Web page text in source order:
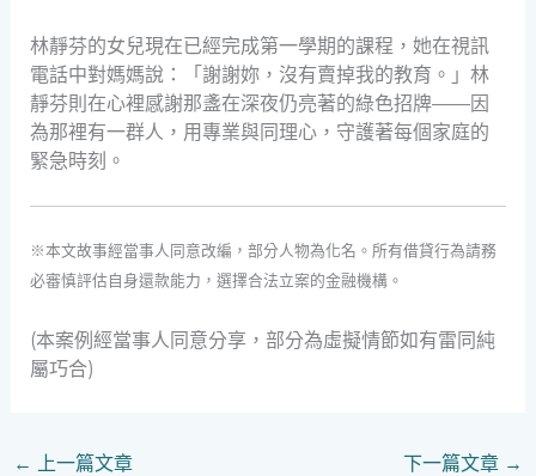
林靜芬的女兒現在已經完成第一學期的課程，她在視訊
電話中對媽媽說：「謝謝妳，沒有賣掉我的教育。」林
靜芬則在心裡感謝那盞在深夜仍亮著的綠色招牌——因
為那裡有一群人，用專業與同理心，守護著每個家庭的
緊急時刻。
※本文故事經當事人同意改編，部分人物為化名。所有借貸行為請務
必審慎評估自身還款能力，選擇合法立案的金融機構。
(本案例經當事人同意分享，部分為虛擬情節如有雷同純
屬巧合)
← 上一篇文章 下一篇文章 →